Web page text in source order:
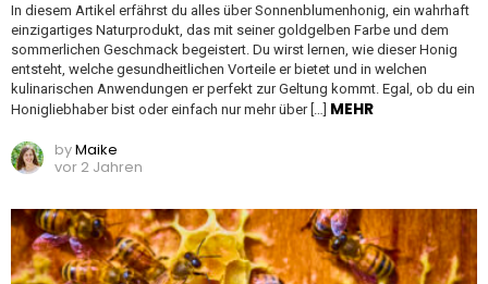
In diesem Artikel erfährst du alles über Sonnenblumenhonig, ein wahrhaft
einzigartiges Naturprodukt, das mit seiner goldgelben Farbe und dem
sommerlichen Geschmack begeistert. Du wirst lernen, wie dieser Honig
entsteht, welche gesundheitlichen Vorteile er bietet und in welchen
kulinarischen Anwendungen er perfekt zur Geltung kommt. Egal, ob du ein
Honigliebhaber bist oder einfach nur mehr über […] MEHR
byMaike
vor 2 Jahren